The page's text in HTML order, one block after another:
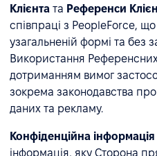
Клієнта та Референси
співпраці з PeopleForce,
узагальненій формі та без
Використання Референсних
дотриманням вимог
зокрема законодавства
даних та рекламу.
Конфіденційна інформація
інформація, яку Сторона